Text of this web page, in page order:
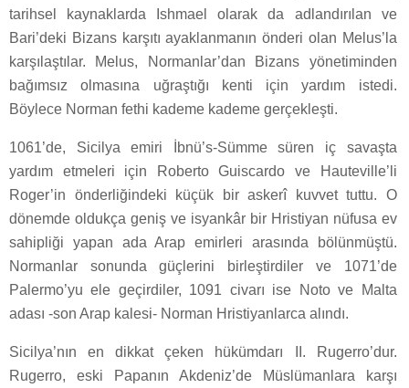
tarihsel kaynaklarda Ishmael olarak da adlandırılan ve
Bari’deki Bizans karşıtı ayaklanmanın önderi olan Melus’la
karşılaştılar. Melus, Normanlar’dan Bizans yönetiminden
bağımsız olmasına uğraştığı kenti için yardım istedi.
Böylece Norman fethi kademe kademe gerçekleşti.
1061’de, Sicilya emiri İbnü’s-Sümme süren iç savaşta
yardım etmeleri için Roberto Guiscardo ve Hauteville’li
Roger’in önderliğindeki küçük bir askerî kuvvet tuttu. O
dönemde oldukça geniş ve isyankâr bir Hristiyan nüfusa ev
sahipliği yapan ada Arap emirleri arasında bölünmüştü.
Normanlar sonunda güçlerini birleştirdiler ve 1071’de
Palermo’yu ele geçirdiler, 1091 civarı ise Noto ve Malta
adası -son Arap kalesi- Norman Hristiyanlarca alındı.
Sicilya’nın en dikkat çeken hükümdarı II. Rugerro’dur.
Rugerro, eski Papanın Akdeniz’de Müslümanlara karşı